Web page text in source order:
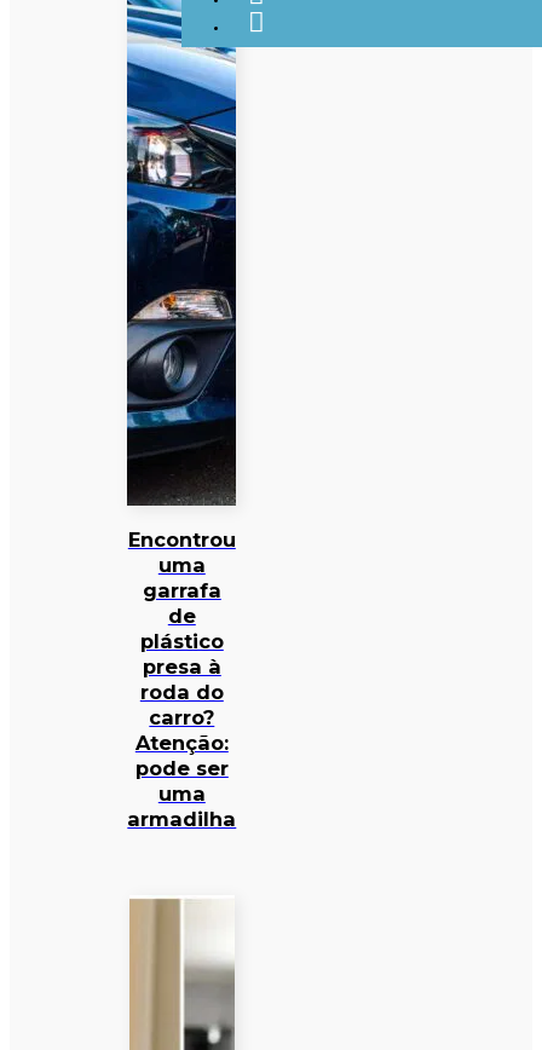
Encontrou
uma
garrafa
de
plástico
presa à
roda do
carro?
Atenção:
pode ser
uma
armadilha